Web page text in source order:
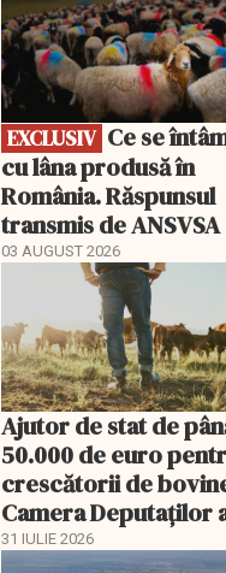
EXCLUSIV
cu lâna produsă în
România. Răspunsul
transmis de ANSVSA
03 AUGUST 2026
Ajutor de stat de
50.000 de euro
crescătorii de
Camera Deputaților
aprobat schema
31 IULIE 2026